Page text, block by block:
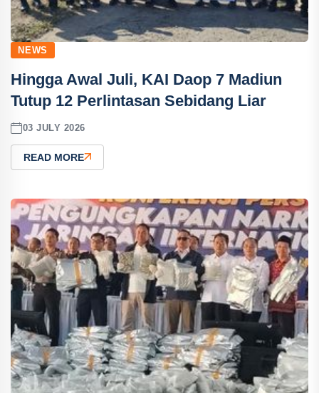
NEWS
Hingga Awal Juli, KAI Daop 7 Madiun
Tutup 12 Perlintasan Sebidang Liar
03 JULY 2026
READ MORE